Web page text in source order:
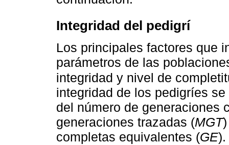
Integridad del pedigrí
Los principales factores que
parámetros de las
integridad y nivel de
integridad de los pedigríes
del número de generaciones
generaciones trazadas (MGT
completas equivalentes (GE).